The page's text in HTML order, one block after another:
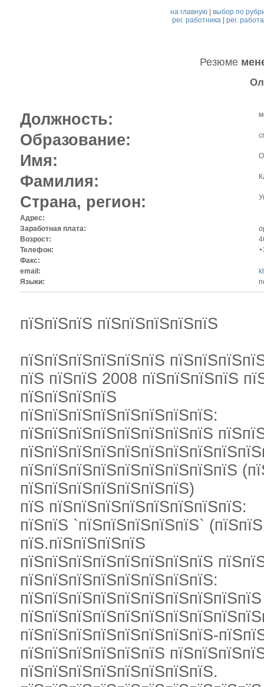
на главную |выбор по
рег. работника| рег.
Резюме
Должность:
Образование:
Имя:
Фамилия:
Страна, регион:
Адрес:
Заработная плата:
Возрост:
Телефон:
Факс:
email:
Языки:
пїЅпїЅпїЅ пїЅпїЅпїЅпїЅпїЅ
пїЅпїЅпїЅпїЅпїЅпїЅ
пїЅ пїЅпїЅ 2008 пїЅпїЅпїЅпїЅ
пїЅпїЅпїЅпїЅ
пїЅпїЅпїЅпїЅпїЅпїЅпїЅпїЅ:
пїЅпїЅпїЅпїЅпїЅпїЅпїЅпїЅ
пїЅпїЅпїЅпїЅпїЅпїЅпїЅпїЅпїЅ
пїЅпїЅпїЅпїЅпїЅпїЅпїЅ)
пїЅ пїЅпїЅпїЅпїЅпїЅпїЅпїЅпїЅ:
пїЅпїЅ `пїЅпїЅпїЅпїЅпїЅ`
пїЅ.пїЅпїЅпїЅпїЅ
пїЅпїЅпїЅпїЅпїЅпїЅпїЅпїЅ
пїЅпїЅпїЅпїЅпїЅпїЅпїЅпїЅ:
пїЅпїЅпїЅпїЅпїЅпїЅпїЅпїЅ-
пїЅпїЅпїЅпїЅпїЅпїЅ
пїЅпїЅпїЅпїЅпїЅпїЅпїЅпїЅ.